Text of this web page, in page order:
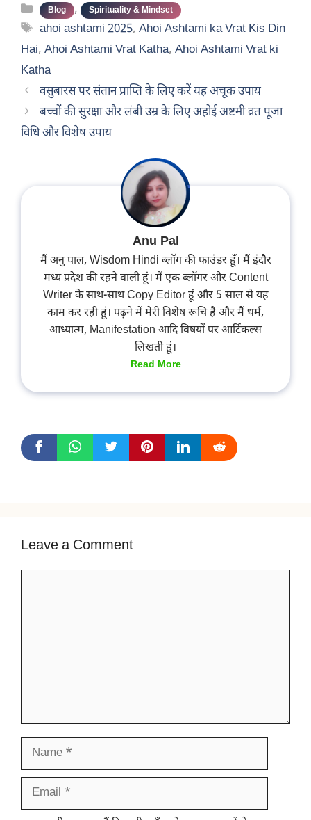
Categories
Blog , Spirituality & Mindset
Tags
ahoi ashtami 2025,Ahoi Ashtami ka Vrat Kis Din
Hai, Ahoi Ashtami Vrat Katha, Ahoi Ashtami Vrat ki
Katha
वसुबारस पर संतान प्राप्ति के लिए करें यह अचूक उपाय
बच्चों की सुरक्षा और लंबी उम्र के लिए अहोई अष्टमी व्रत पूजा
विधि और विशेष उपाय
Anu Pal
मैं अनु पाल, Wisdom Hindi ब्लॉग की फाउंडर हूँ। मैं इंदौर
मध्य प्रदेश की रहने वाली हूं। मैं एक ब्लॉगर और Content
Writer के साथ-साथ Copy Editor हूं और 5 साल से यह
काम कर रही हूं। पढ़ने में मेरी विशेष रूचि है और मैं धर्म,
आध्यात्म, Manifestation आदि विषयों पर आर्टिकल्स
लिखती हूं।
Read More
Leave a Comment
Name
Email